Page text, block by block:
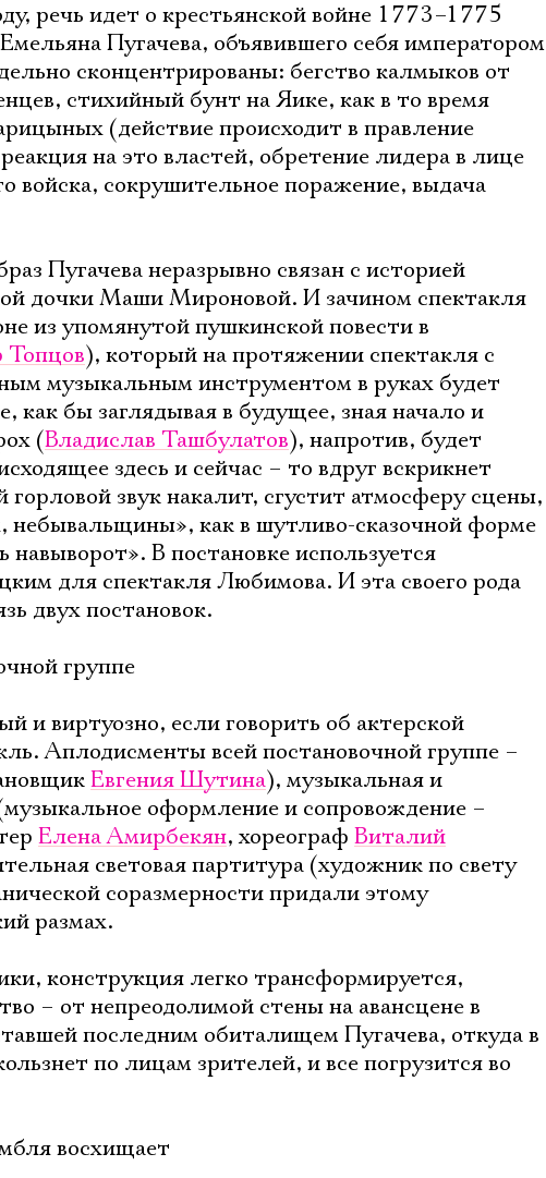
речь идет о крестьянской войне 1773–1775
Пугачева, объявившего себя императором
сконцентрированы: бегство калмыков от
стихийный бунт на Яике, как в то время
(действие происходит в правление
на это властей, обретение лидера в лице
войска, сокрушительное поражение, выдача
Пугачева неразрывно связан с историей
дочки Маши Мироновой. И зачином спектакля
из упомянутой пушкинской повести в
Топцов), который на протяжении спектакля с
музыкальным инструментом в руках будет
как бы заглядывая в будущее, зная начало и
(Владислав Ташбулатов), напротив, будет
здесь и сейчас – то вдруг вскрикнет
звук накалит, сгустит атмо­сферу сцены,
как в шутливо-сказочной форме
В постановке используется
для спектакля Любимова. И эта своего рода
двух постановок.
группе
и виртуозно, если говорить об актерской
Аплодисменты всей постановочной группе –
Евгения Шутина), музыкальная и
оформление и сопровождение –
Елена Амирбекян, хореограф Виталий
световая партитура (художник по свету
соразмерности придали этому
размах.
конструкция легко трансформируется,
– от непреодолимой стены на авансцене в
последним обиталищем Пугачева, откуда в
по лицам зрителей, и все погрузится во
восхищает
Электропочта
Имя